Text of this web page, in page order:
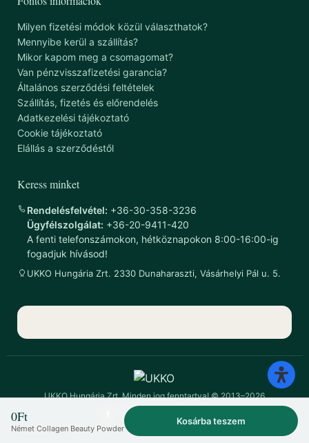
Milyen fizetési módok közül választhatok?
Mennyibe kerül a szállítás?
Mikor kapom meg a csomagomat?
Van pénzvisszafizetési garancia?
Általános szerződési feltételek
Szállítás, fizetés és előrendelés
Adatkezelési tájékoztató
Cookie tájékoztató
Elállás a szerződéstől
Keress minket
Rendelésfelvétel: +36-30-358-3236
Ügyfélszolgálat: +36-20-9411-420
A fenti telefonszámokon, hétköznapokon 8:00-16:00-ig
fogadjuk hívásod!
UKKO Hungária Zrt. 2330 Dunaharaszti, Vásárhelyi Pál u. 5.
UKKO Hungária Zrt. Minden jog fenntartva! © 2013–2026
0Ft
Német Collagen Beauty Powder
Kosárba teszem